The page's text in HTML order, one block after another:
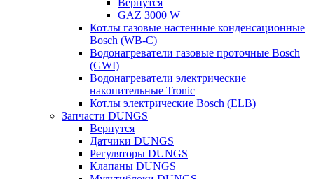
Вернутся
GAZ 3000 W
Котлы газовые настенные конденсационные
Bosch (WB-C)
Водонагреватели газовые проточные Bosch
(GWI)
Водонагреватели электрические
накопительные Tronic
Котлы электрические Bosch (ELB)
Запчасти DUNGS
Вернутся
Датчики DUNGS
Регуляторы DUNGS
Клапаны DUNGS